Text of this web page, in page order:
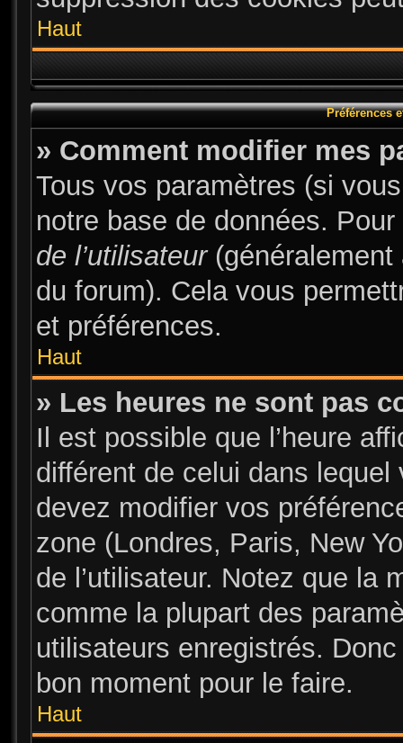
Haut
Préférences
» Comment modifier mes
Tous vos paramètres (si
notre base de données.
de l’utilisateur(généralement
du forum). Cela vous
et préférences.
Haut
» Les heures ne sont pas
Il est possible que l’heure
différent de celui dans
devez modifier vos
zone (Londres, Paris, New
de l’utilisateur. Notez que la
comme la plupart des
utilisateurs enregistrés.
bon moment pour le faire.
Haut